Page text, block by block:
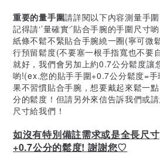
重要的量手圍請詳閱以下內容測量手圍
記得請‘’量確實‘’貼合手腕的手圍尺寸
紙條不鬆不緊貼合手腕繞一圈(寧可微
行預留鬆度(不要塞一根手指寬也不要
就好，我們會另加上約0.7公分鬆度讓
喲!(ex.您的貼手手圍+0.7公分鬆度=手
果不習慣貼合手腕，想要戴起來鬆一
分的鬆度！但請另外來信告訴我們或
尺寸給我們！
如沒有特別備註需求或是全長尺
+0.7公分的鬆度! 謝謝您♡